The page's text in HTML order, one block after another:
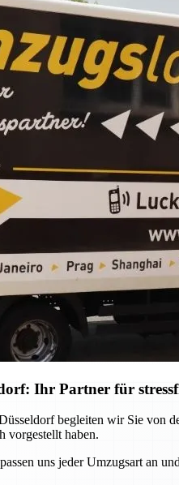
Ihr Partner für
begleiten wir Sie von
vorgestellt haben.
uns jeder Umzugsart an